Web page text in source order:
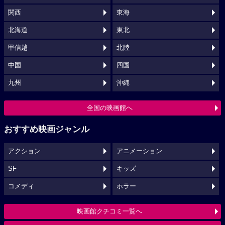
関西 東海
北海道 東北
甲信越 北陸
中国 四国
九州 沖縄
全国の映画館へ
おすすめ映画ジャンル
アクション アニメーション
SF キッズ
コメディ ホラー
映画館クチコミ一覧へ